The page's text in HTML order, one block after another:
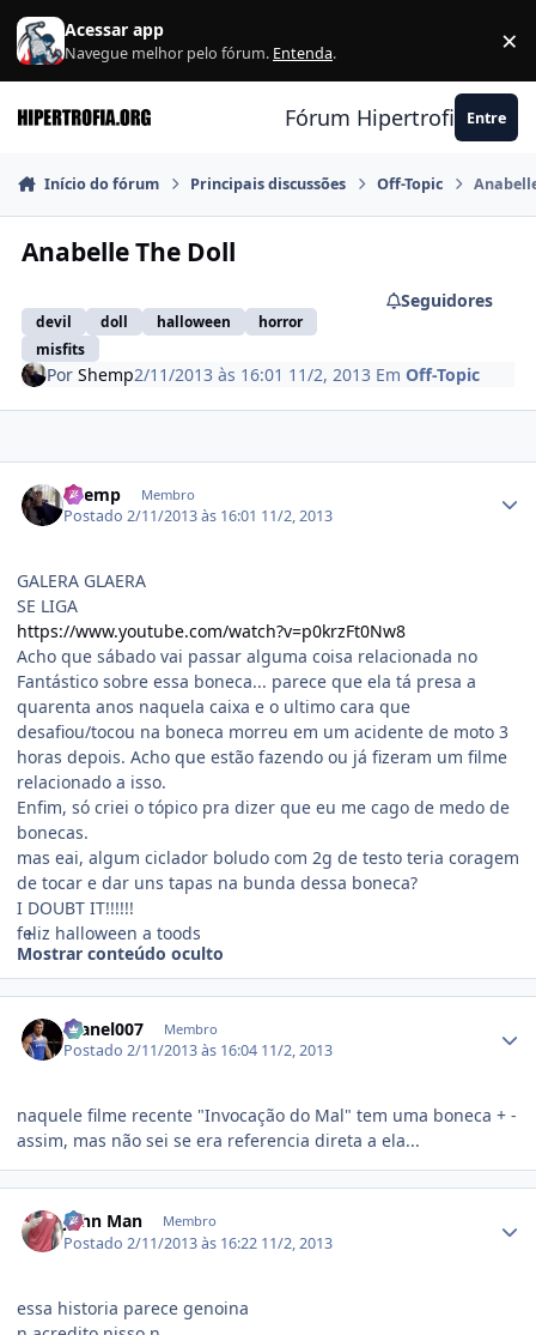
Ir para conteúdo
Acessar app
Navegue melhor pelo fórum. Entenda. ×
Fórum Hipertrofia.org
Entre
Início do fórum Principais discussões Off-Topic
Anabelle The Doll
devil doll halloween
horror
misfits
Seguidores
PorShemp2/11/2013 às 16:01 11/2, 2013 EmOff-Topic
Shemp Membro
Postado2/11/2013 às 16:01 11/2, 2013
GALERA GLAERA
SE LIGA
https://www.youtube.com/watch?v=p0krzFt0Nw8
Acho que sábado vai passar alguma coisa relacionada no
Fantástico sobre essa boneca... parece que ela tá presa a
quarenta anos naquela caixa e o ultimo cara que
desafiou/tocou na boneca morreu em um acidente de moto 3
horas depois. Acho que estão fazendo ou já fizeram um filme
relacionado a isso.
Enfim, só criei o tópico pra dizer que eu me cago de medo de
bonecas.
mas eai, algum ciclador boludo com 2g de testo teria coragem
de tocar e dar uns tapas na bunda dessa boneca?
I DOUBT IT!!!!!!
feliz halloween a toods
Mostrar conteúdo oculto
manel007 Membro
Postado2/11/2013 às 16:04 11/2, 2013
naquele filme recente "Invocação do Mal" tem uma boneca + -
assim, mas não sei se era referencia direta a ela...
John Man Membro
Postado2/11/2013 às 16:22 11/2, 2013
essa historia parece genoina